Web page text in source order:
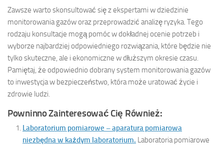
Zawsze warto skonsultować się z ekspertami w dziedzinie
monitorowania gazów oraz przeprowadzić analizę ryzyka. Tego
rodzaju konsultacje mogą pomóc w dokładnej ocenie potrzeb i
wyborze najbardziej odpowiedniego rozwiązania, które będzie nie
tylko skuteczne, ale i ekonomiczne w dłuższym okresie czasu.
Pamiętaj, że odpowiednio dobrany system monitorowania gazów
to inwestycja w bezpieczeństwo, która może uratować życie i
zdrowie ludzi.
Powninno Zainteresować Cię Również:
Laboratorium pomiarowe – aparatura pomiarowa
niezbędna w każdym laboratorium. Laboratoria pomiarowe